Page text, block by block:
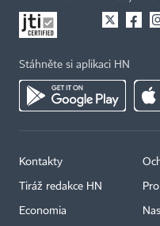
Stáhněte si aplikaci HN
Kontakty
Tiráž redakce HN
Economia